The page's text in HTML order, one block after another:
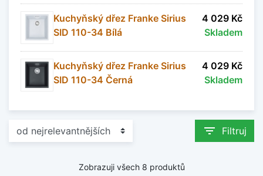
Kuchyňský dřez Franke Sirius
SID 110-34 Bílá
4 029 Kč
Skladem
Kuchyňský dřez Franke Sirius
SID 110-34 Černá
4 029 Kč
Skladem
filter_list Filtruj
Zobrazuji všech 8 produktů